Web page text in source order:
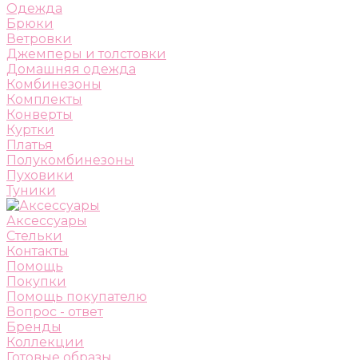
Одежда
Брюки
Ветровки
Джемперы и толстовки
Домашняя одежда
Комбинезоны
Комплекты
Конверты
Куртки
Платья
Полукомбинезоны
Пуховики
Туники
Аксессуары
Стельки
Контакты
Помощь
Покупки
Помощь покупателю
Вопрос - ответ
Бренды
Коллекции